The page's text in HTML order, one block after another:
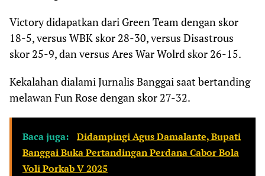
Victory didapatkan dari Green Team dengan skor
18-5, versus WBK skor 28-30, versus Disastrous
skor 25-9, dan versus Ares War Wolrd skor 26-15.
Kekalahan dialami Jurnalis Banggai saat bertanding
melawan Fun Rose dengan skor 27-32.
Baca juga:
Didampingi Agus Damalante, Bupati
Banggai Buka Pertandingan Perdana Cabor Bola
Voli Porkab V 2025